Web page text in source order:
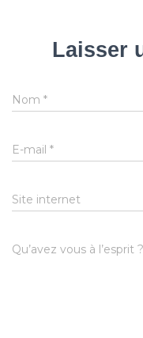
Laisser
Nom *
E-mail *
Site internet
Qu’avez vous à l’esprit ?